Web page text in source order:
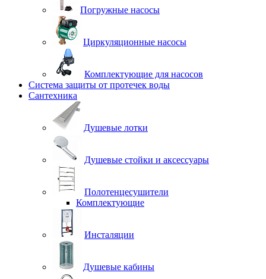
Погружные насосы
Циркуляционные насосы
Комплектующие для насосов
Система защиты от протечек воды
Сантехника
Душевые лотки
Душевые стойки и аксессуары
Полотенцесушители
Комплектующие
Инсталяции
Душевые кабины